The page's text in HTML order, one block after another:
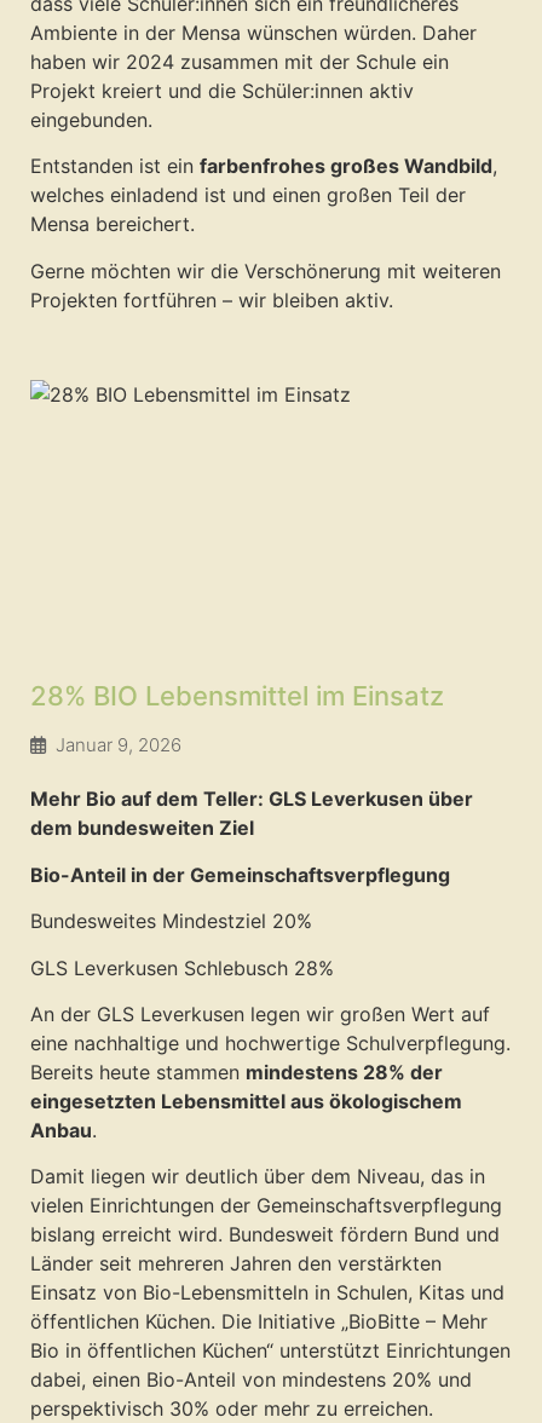
Ambiente in der Mensa wünschen würden. Daher
haben wir 2024 zusammen mit der Schule ein
Projekt kreiert und die Schüler:innen aktiv
eingebunden.
Entstanden ist ein farbenfrohes großes Wandbild,
welches einladend ist und einen großen Teil der
Mensa bereichert.
Gerne möchten wir die Verschönerung mit weiteren
Projekten fortführen – wir bleiben aktiv.
28% BIO Lebensmittel im Einsatz
Januar 9, 2026
Mehr Bio auf dem Teller: GLS Leverkusen über
dem bundesweiten Ziel
Bio-Anteil in der Gemeinschaftsverpflegung
Bundesweites Mindestziel 20%
GLS Leverkusen Schlebusch 28%
An der GLS Leverkusen legen wir großen Wert auf
eine nachhaltige und hochwertige Schulverpflegung.
Bereits heute stammen mindestens 28% der
eingesetzten Lebensmittel aus ökologischem
Anbau.
Damit liegen wir deutlich über dem Niveau, das in
vielen Einrichtungen der Gemeinschaftsverpflegung
bislang erreicht wird. Bundesweit fördern Bund und
Länder seit mehreren Jahren den verstärkten
Einsatz von Bio-Lebensmitteln in Schulen, Kitas und
öffentlichen Küchen. Die Initiative „BioBitte – Mehr
Bio in öffentlichen Küchen“ unterstützt Einrichtungen
dabei, einen Bio-Anteil von mindestens 20% und
perspektivisch 30% oder mehr zu erreichen.